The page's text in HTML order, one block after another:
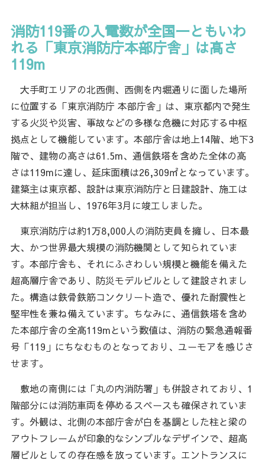
消防119番の入電数が全国一ともいわ
れる「東京消防庁本部庁舎」は高さ
119m
大手町エリアの北西側、西側を内堀通りに面した場所
に位置する「東京消防庁 本部庁舎」は、東京都内で発生
する火災や災害、事故などの多様な危機に対応する中枢
拠点として機能しています。本部庁舎は地上14階、地下3
階で、建物の高さは61.5m、通信鉄塔を含めた全体の高
さは119mに達し、延床面積は26,309㎡となっています。
建築主は東京都、設計は東京消防庁と日建設計、施工は
大林組が担当し、1976年3月に竣工しました。
東京消防庁は約1万8,000人の消防吏員を擁し、日本最
大、かつ世界最大規模の消防機関として知られていま
す。本部庁舎も、それにふさわしい規模と機能を備えた
超高層庁舎であり、防災モデルビルとして建設されまし
た。構造は鉄骨鉄筋コンクリート造で、優れた耐震性と
堅牢性を兼ね備えています。ちなみに、通信鉄塔を含め
た本部庁舎の全高119mという数値は、消防の緊急通報番
号「119」にちなむものとなっており、ユーモアを感じさ
せます。
敷地の南側には「丸の内消防署」も併設されており、1
階部分には消防車両を停めるスペースも確保されていま
す。外観は、北側の本部庁舎が白を基調とした柱と梁の
アウトフレームが印象的なシンプルなデザインで、超高
層ビルとしての存在感を放っています。エントランスに